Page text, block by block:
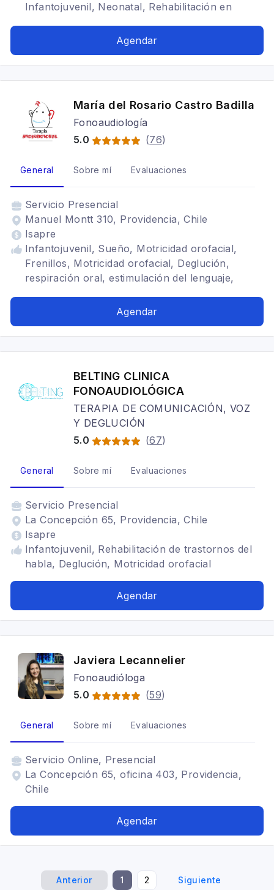
Infantojuvenil, Neonatal, Rehabilitación en
Agendar
María del Rosario Castro Badilla
Fonoaudiología
5.0
(76)
General Sobre mí Evaluaciones
Servicio Presencial
Manuel Montt 310, Providencia, Chile
Isapre
Infantojuvenil, Sueño, Motricidad orofacial,
Frenillos, Motricidad orofacial, Deglución,
respiración oral, estimulación del lenguaje,
Agendar
BELTING CLINICA
FONOAUDIOLÓGICA
TERAPIA DE COMUNICACIÓN, VOZ
Y DEGLUCIÓN
5.0
(67)
General Sobre mí Evaluaciones
Servicio Presencial
La Concepción 65, Providencia, Chile
Isapre
Infantojuvenil, Rehabilitación de trastornos del
habla, Deglución, Motricidad orofacial
Agendar
Javiera Lecannelier
Fonoaudióloga
5.0
(59)
General Sobre mí Evaluaciones
Servicio Online, Presencial
La Concepción 65, oficina 403, Providencia,
Chile
Agendar
Anterior 1 2 Siguiente